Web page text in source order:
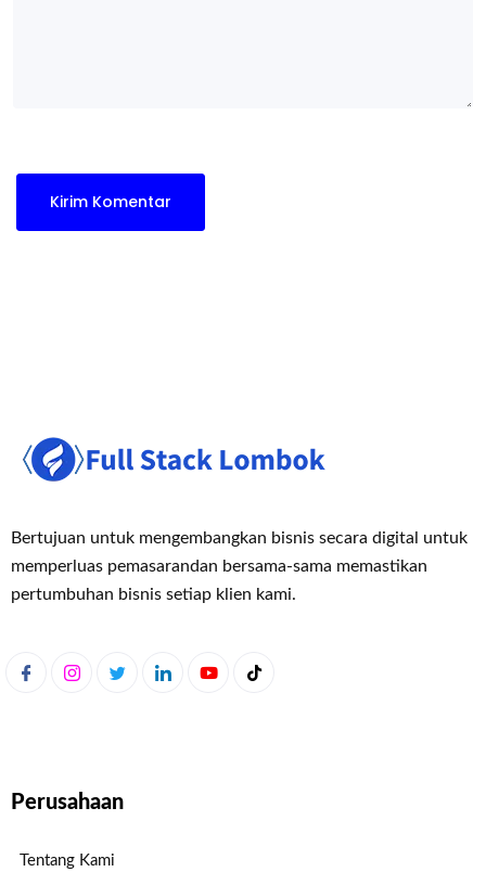
Bertujuan untuk mengembangkan bisnis secara digital untuk
memperluas pemasarandan bersama-sama memastikan
pertumbuhan bisnis setiap klien kami.
Perusahaan
Tentang Kami